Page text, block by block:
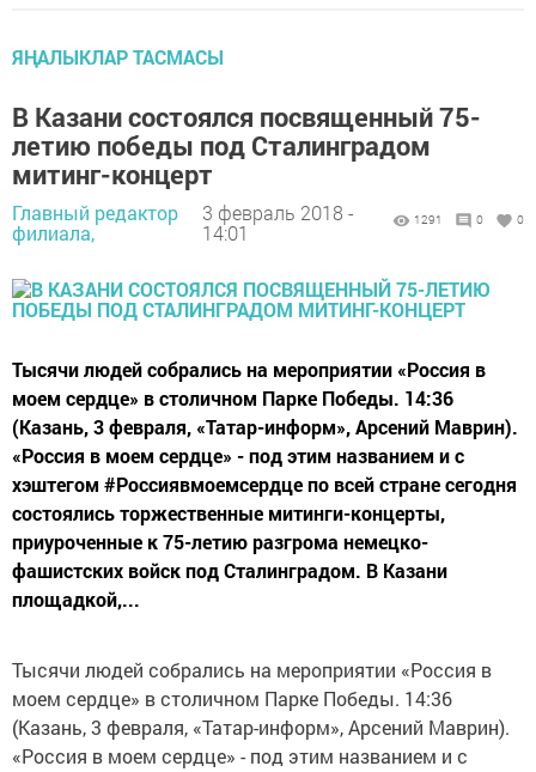
ЯҢАЛЫКЛАР ТАСМАСЫ
В Казани состоялся посвященный 75-
летию победы под Сталинградом
митинг-концерт
Главный редактор
филиала,
3 февраль 2018 -
14:01
1291 0 0
Тысячи людей собрались на мероприятии «Россия в
моем сердце» в столичном Парке Победы. 14:36
(Казань, 3 февраля, «Татар-информ», Арсений Маврин).
«Россия в моем сердце» - под этим названием и с
хэштегом #Россиявмоемсердце по всей стране сегодня
состоялись торжественные митинги-концерты,
приуроченные к 75-летию разгрома немецко-
фашистских войск под Сталинградом. В Казани
площадкой,...
Тысячи людей собрались на мероприятии «Россия в
моем сердце» в столичном Парке Победы. 14:36
(Казань, 3 февраля, «Татар-информ», Арсений Маврин).
«Россия в моем сердце» - под этим названием и с